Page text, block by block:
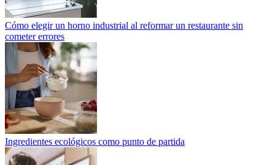
Cómo elegir un horno industrial al reformar un restaurante sin
cometer errores
Ingredientes ecológicos como punto de partida